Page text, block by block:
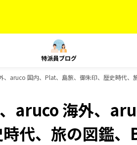
特派員ブログ
aruco 国内、Plat、島旅、御朱印、歴史時代
aruco 海外、
代、旅の図鑑、